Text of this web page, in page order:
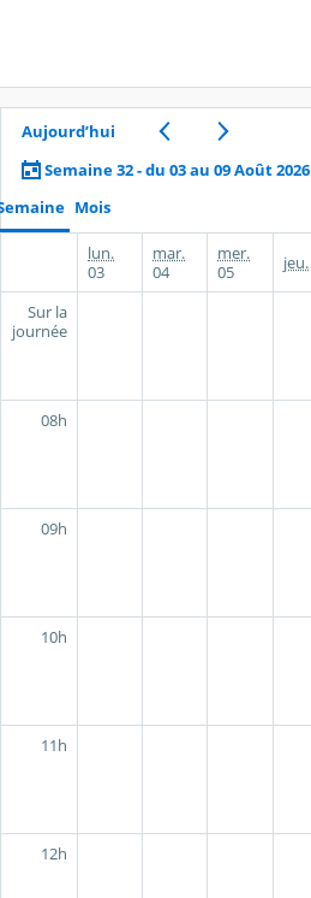
Aujourd’hui
Semaine 32 - du 03 au 09 Août 2026
Mois
lun.
03
mar.
04
mer.
05
jeu.
Sur la
journée
08h
09h
10h
11h
12h